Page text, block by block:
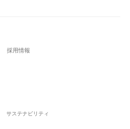
採用情報
サステナビリティ